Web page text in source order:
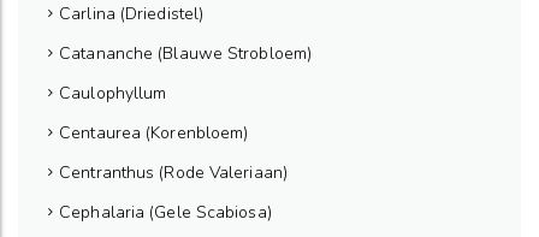
Carlina (Driedistel)
Catananche (Blauwe Strobloem)
Caulophyllum
Centaurea (Korenbloem)
Centranthus (Rode Valeriaan)
Cephalaria (Gele Scabiosa)